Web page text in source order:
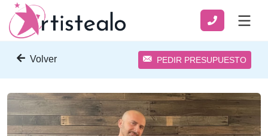
Volver PEDIR PRESUPUESTO